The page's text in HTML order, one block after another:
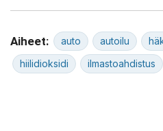
Aiheet: auto autoilu
hiilidioksidi
ilmastoahdistus